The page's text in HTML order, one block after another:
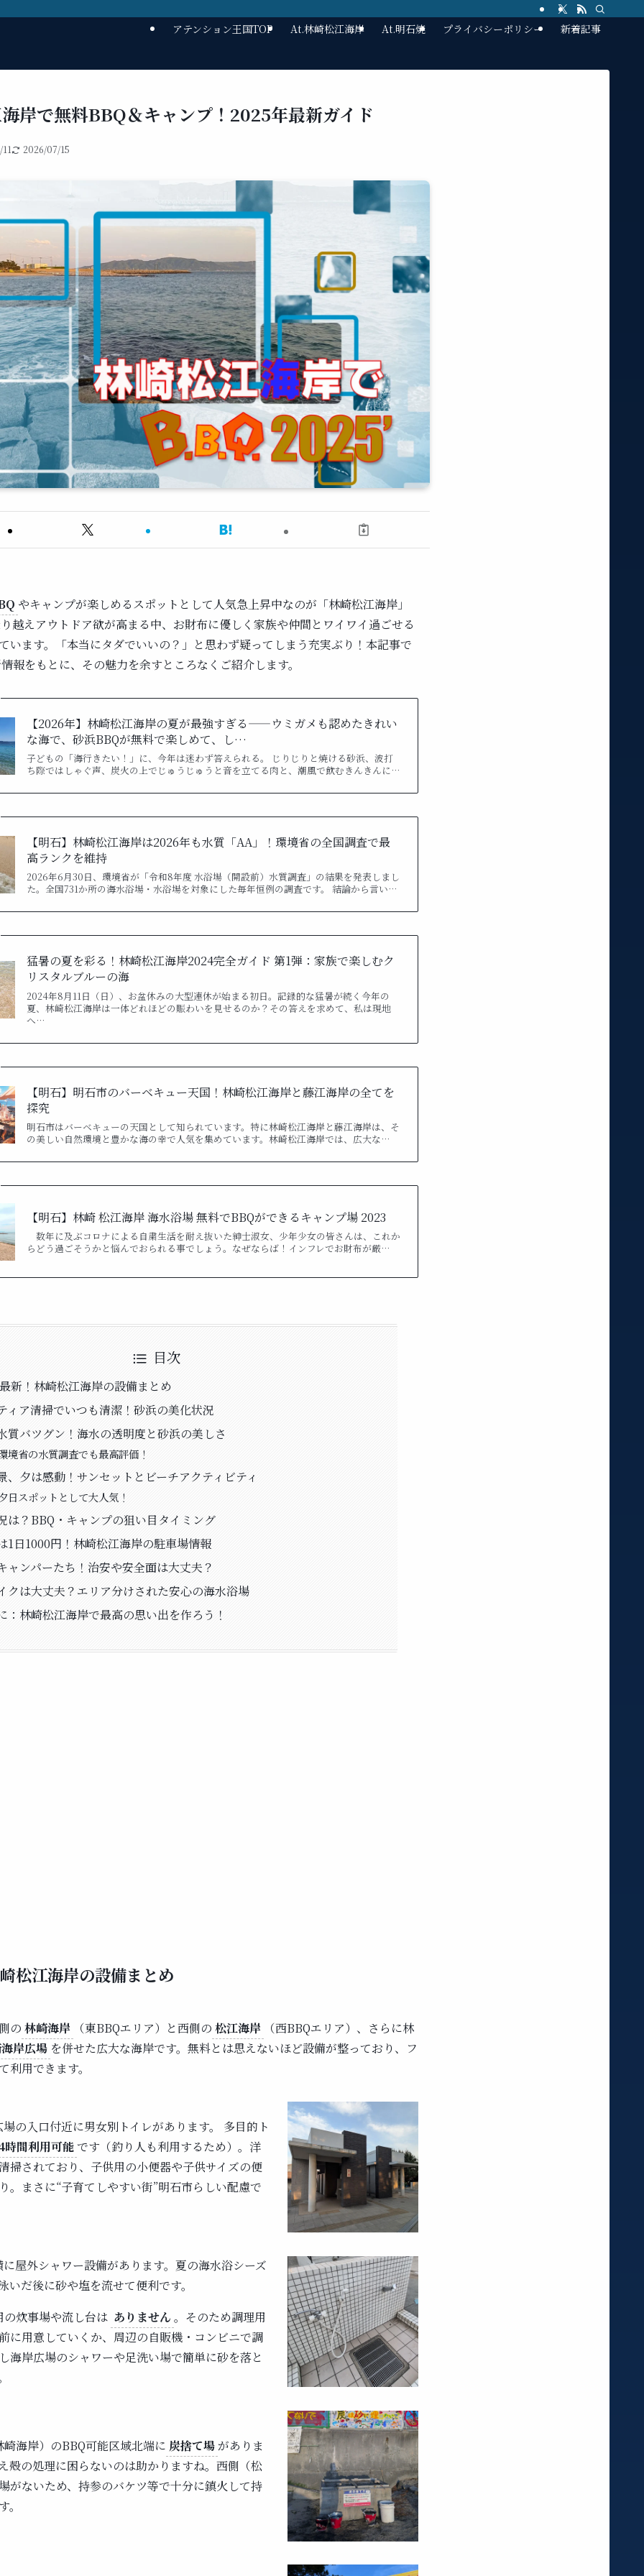
アテンション王国TOP At.林崎松江海岸 At.明石焼 プライバシーポリシー 新着記事
岸で無料BBQ＆キャンプ！2025年最新ガイド
2026/07/15
やキャンプが楽しめるスポットとして人気急上昇中なのが「林崎松江海岸」
越えアウトドア欲が高まる中、お財布に優しく家族や仲間とワイワイ過ごせる
います。「本当にタダでいいの？」と思わず疑ってしまう充実ぶり！本記事で
報をもとに、その魅力を余すところなくご紹介します。
【2026年】林崎松江海岸の夏が最強すぎる——ウミガメも認めたきれい
な海で、砂浜BBQが無料で楽しめて、し…
子どもの「海行きたい！」に、今年は迷わず答えられる。 じりじりと焼ける砂浜、波打
ち際ではしゃぐ声、炭火の上でじゅうじゅうと音を立てる肉と、潮風で飲むきんきんに…
【明石】林崎松江海岸は2026年も水質「AA」！環境省の全国調査で最
高ランクを維持
2026年6月30日、環境省が「令和8年度 水浴場（開設前）水質調査」の結果を発表しまし
た。全国731か所の海水浴場・水浴場を対象にした毎年恒例の調査です。 結論から言い…
猛暑の夏を彩る！林崎松江海岸2024完全ガイド 第1弾：家族で楽しむク
リスタルブルーの海
2024年8月11日（日）、お盆休みの大型連休が始まる初日。記録的な猛暑が続く今年の
夏、林崎松江海岸は一体どれほどの賑わいを見せるのか？その答えを求めて、私は現地
へ…
【明石】明石市のバーベキュー天国！林崎松江海岸と藤江海岸の全てを
探究
明石市はバーベキューの天国として知られています。特に林崎松江海岸と藤江海岸は、そ
の美しい自然環境と豊かな海の幸で人気を集めています。林崎松江海岸では、広大な…
【明石】林崎 松江海岸 海水浴場 無料でBBQができるキャンプ場 2023
数年に及ぶコロナによる自粛生活を耐え抜いた紳士淑女、少年少女の皆さんは、これか
らどう過ごそうかと悩んでおられる事でしょう。なぜならば！インフレでお財布が厳…
目次
新！林崎松江海岸の設備まとめ
ィア清掃でいつも清潔！砂浜の美化状況
質バツグン！海水の透明度と砂浜の美しさ
境省の水質調査でも最高評価！
、夕は感動！サンセットとビーチアクティビティ
日スポットとして大人気！
は？BBQ・キャンプの狙い目タイミング
1日1000円！林崎松江海岸の駐車場情報
ャンパーたち！治安や安全面は大丈夫？
クは大丈夫？エリア分けされた安心の海水浴場
：林崎松江海岸で最高の思い出を作ろう！
松江海岸の設備まとめ
の 林崎海岸 （東BBQエリア）と西側の 松江海岸
（西BBQエリア）、さらに林
岸広場 を併せた広大な海岸です。無料とは思えないほど設備が整っており、フ
利用できます。
の入口付近に男女別トイレがあります。 多目的ト
時間利用可能です（釣り人も利用するため）。洋
掃されており、子供用の小便器や子供サイズの便
。まさに“子育てしやすい街”明石市らしい配慮で
屋外シャワー設備があります。夏の海水浴シーズ
いだ後に砂や塩を流せて便利です。
の炊事場や流し台は ありません 。そのため調理用
に用意していくか、周辺の自販機・コンビニで調
海岸広場のシャワーや足洗い場で簡単に砂を落と
海岸）のBBQ可能区域北端に 炭捨て場 がありま
殻の処理に困らないのは助かりますね。西側（松
がないため、持参のバケツ等で十分に鎮火して持